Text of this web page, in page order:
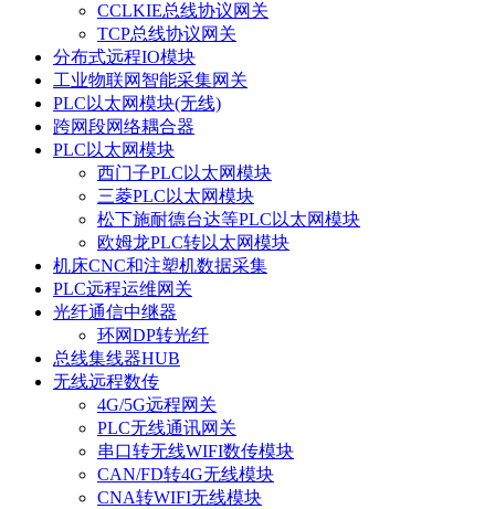
CCLKIE总线协议网关
TCP总线协议网关
分布式远程IO模块
工业物联网智能采集网关
PLC以太网模块(无线)
跨网段网络耦合器
PLC以太网模块
西门子PLC以太网模块
三菱PLC以太网模块
松下施耐德台达等PLC以太网模块
欧姆龙PLC转以太网模块
机床CNC和注塑机数据采集
PLC远程运维网关
光纤通信中继器
环网DP转光纤
总线集线器HUB
无线远程数传
4G/5G远程网关
PLC无线通讯网关
串口转无线WIFI数传模块
CAN/FD转4G无线模块
CNA转WIFI无线模块